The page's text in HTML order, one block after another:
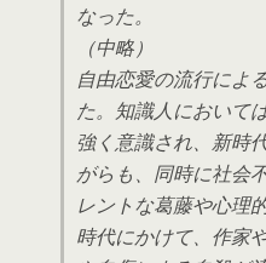
なった。
（中略）
自由恋愛の流行によ
た。知識人において
強く意識され、新時
がらも、同時に社会
レントな葛藤や心理
時代にかけて、作家